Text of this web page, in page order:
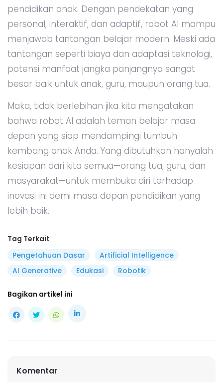
pendidikan anak. Dengan pendekatan yang
personal, interaktif, dan adaptif, robot AI mampu
menjawab tantangan belajar modern. Meski ada
tantangan seperti biaya dan adaptasi teknologi,
potensi manfaat jangka panjangnya sangat
besar baik untuk anak, guru, maupun orang tua.
Maka, tidak berlebihan jika kita mengatakan
bahwa robot AI adalah teman belajar masa
depan yang siap mendampingi tumbuh
kembang anak Anda. Yang dibutuhkan hanyalah
kesiapan dari kita semua—orang tua, guru, dan
masyarakat—untuk membuka diri terhadap
inovasi ini demi masa depan pendidikan yang
lebih baik.
Tag Terkait
Pengetahuan Dasar
Artificial Intelligence
AI Generative
Edukasi Robotik
Bagikan artikel ini
Komentar